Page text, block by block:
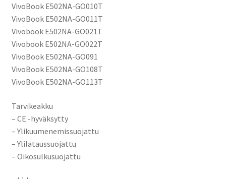
VivoBook E502NA-GO010T
VivoBook E502NA-GO011T
Vivobook E502NA-GO021T
Vivobook E502NA-GO022T
VivoBook E502NA-GO091
VivoBook E502NA-GO108T
VivoBook E502NA-GO113T
Tarvikeakku
– CE -hyväksytty
– Ylikuumenemissuojattu
– Ylilataussuojattu
– Oikosulkusuojattu